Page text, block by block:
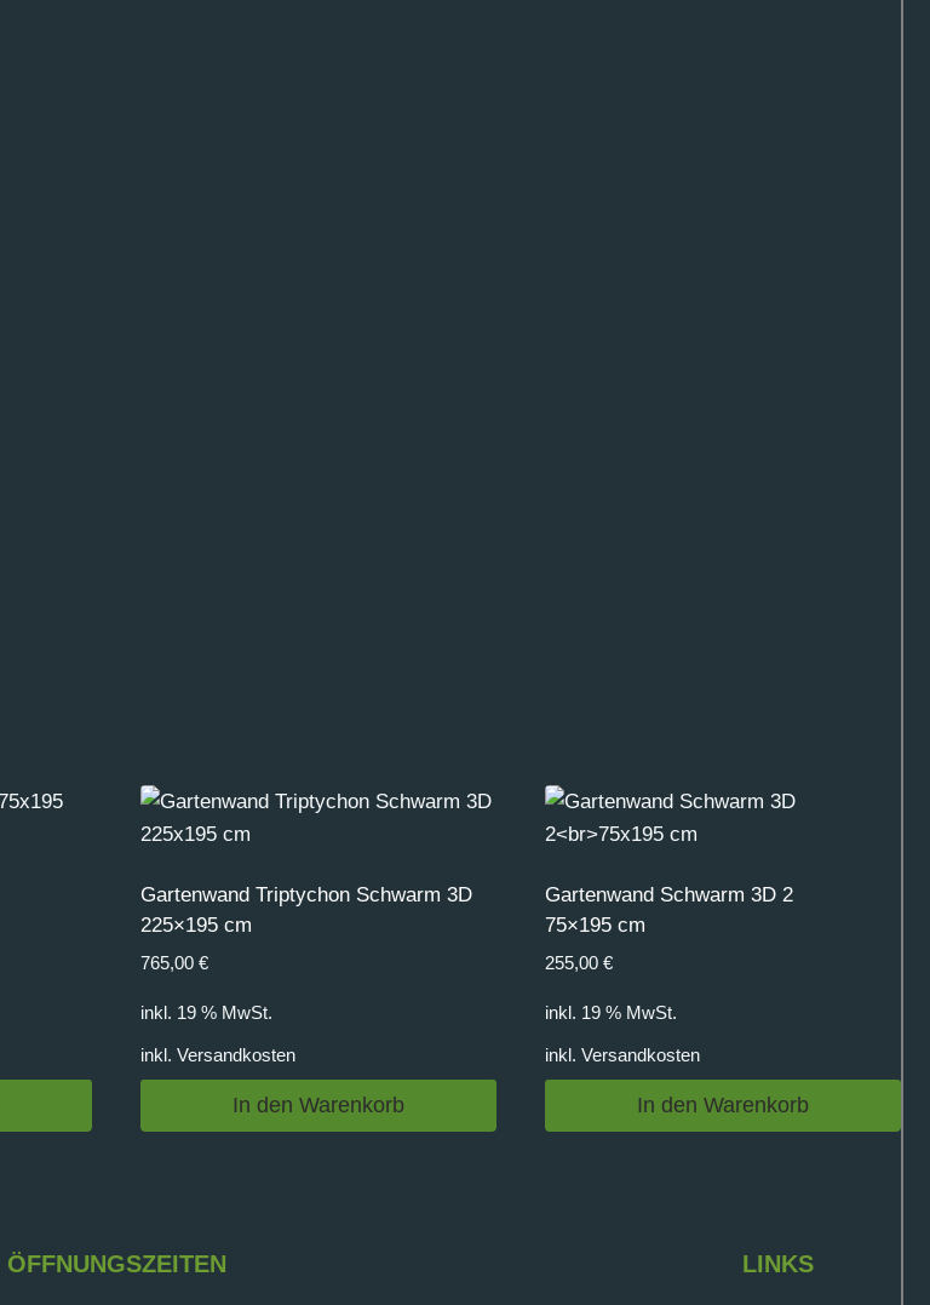
Gartenwand Triptychon Schwarm 3D
225×195 cm
765,00 €
inkl. 19 % MwSt.
inkl. Versandkosten
In den Warenkorb
Gartenwand Schwarm 3D 2
75×195 cm
255,00 €
inkl. 19 % MwSt.
inkl. Versandkosten
In den Warenkorb
ÖFFNUNGSZEITEN LINKS